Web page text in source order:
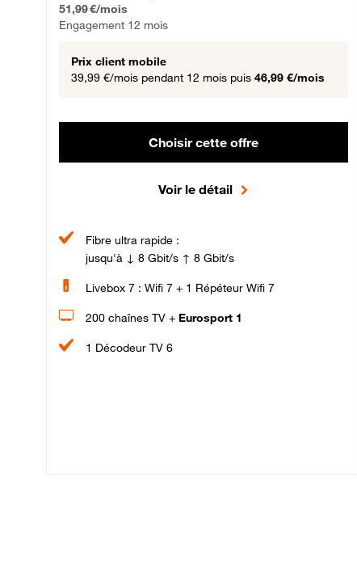
51,99 €/mois
Engagement 12 mois
Prix client mobile
39,99 €/mois pendant 12 mois puis 46,99 €/mois
Choisir cette offre
Voir le détail
Fibre ultra rapide :
jusqu'à ↓ 8 Gbit/s ↑ 8 Gbit/s
Livebox 7 : Wifi 7 + 1 Répéteur Wifi 7
200 chaînes TV + Eurosport 1
1 Décodeur TV 6